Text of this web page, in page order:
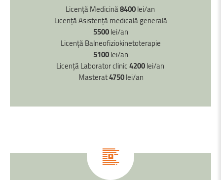
Licență Medicină8400lei/an
Licență Asistență medicală generală
5500lei/an
Licență Balneofiziokinetoterapie
5100lei/an
Licență Laborator clinic4200lei/an
Masterat4750lei/an